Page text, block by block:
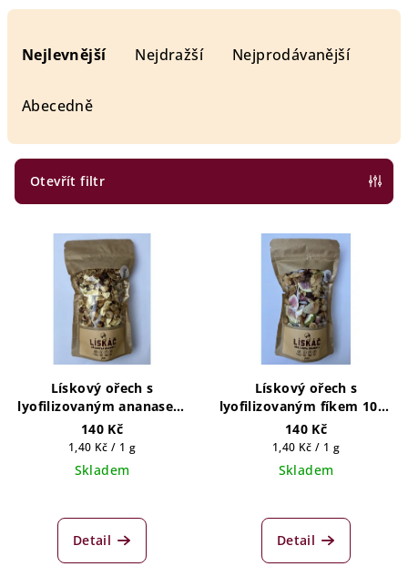
r
Nejlevnější Nejdražší Nejprodávanější
Abecedně
Otevřít filtr
o
Lískový ořech s
lyofilizovaným ananasem
100g (5 porcí)
140 Kč
Měrná
cena:
1,40 Kč / 1 g
Skladem
Detail
Lískový ořech s
lyofilizovaným fíkem 100g
(5 porcí)
140 Kč
Měrná
cena:
1,40 Kč / 1 g
Skladem
Detail